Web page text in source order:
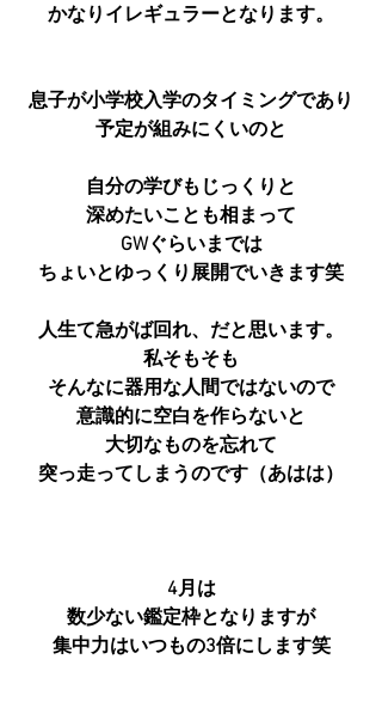
かなりイレギュラーとなります。
息子が小学校入学のタイミングであり
予定が組みにくいのと
自分の学びもじっくりと
深めたいことも相まって
GWぐらいまでは
ちょいとゆっくり展開でいきます笑
人生て急がば回れ、だと思います。
私そもそも
そんなに器用な人間ではないので
意識的に空白を作らないと
大切なものを忘れて
突っ走ってしまうのです（あはは）
4月は
数少ない鑑定枠となりますが
集中力はいつもの3倍にします笑